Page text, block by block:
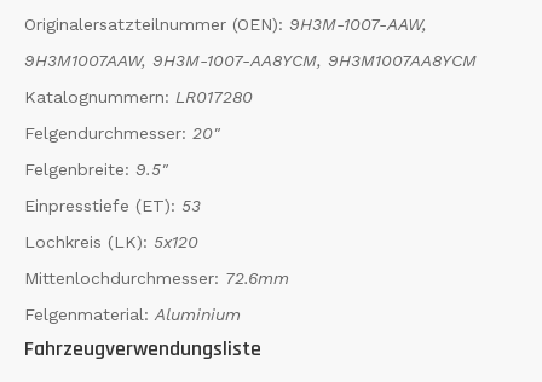
Originalersatzteilnummer (OEN): 9H3M-1007-AAW,
9H3M1007AAW, 9H3M-1007-AA8YCM, 9H3M1007AA8YCM
Katalognummern: LR017280
Felgendurchmesser: 20"
Felgenbreite: 9.5"
Einpresstiefe (ET): 53
Lochkreis (LK): 5x120
Mittenlochdurchmesser: 72.6mm
Felgenmaterial: Aluminium
Fahrzeugverwendungsliste